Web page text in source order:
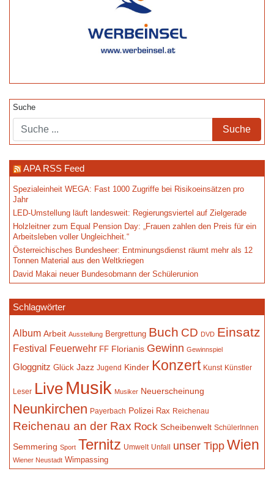
Suche
APA RSS Feed
Spezialeinheit WEGA: Fast 1000 Zugriffe bei Risikoeinsätzen pro
Jahr
LED-Umstellung läuft landesweit: Regierungsviertel auf Zielgerade
Holzleitner zum Equal Pension Day: „Frauen zahlen den Preis für ein
Arbeitsleben voller Ungleichheit.“
Österreichisches Bundesheer: Entminungsdienst räumt mehr als 12
Tonnen Material aus den Weltkriegen
David Makai neuer Bundesobmann der Schülerunion
Schlagwörter
Album Arbeit Ausstellung Bergrettung Buch CD DVD Einsatz
Festival Feuerwehr FF Florianis Gewinn Gewinnspiel
Gloggnitz Glück Jazz Jugend Kinder Konzert Kunst Künstler
Leser Live Musik Musiker Neuerscheinung
Neunkirchen Payerbach Polizei Rax Reichenau
Reichenau an der Rax Rock Scheibenwelt SchülerInnen
Semmering Sport Ternitz Umwelt Unfall unser TippWien
Wiener Neustadt Wimpassing